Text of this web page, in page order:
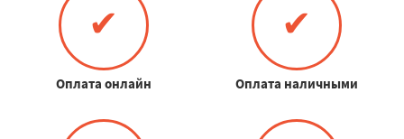
✔
Оплата онлайн
✔
Оплата наличными